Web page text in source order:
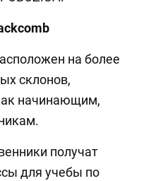
на более
склонов,
начинающим,
получат
для учебы по